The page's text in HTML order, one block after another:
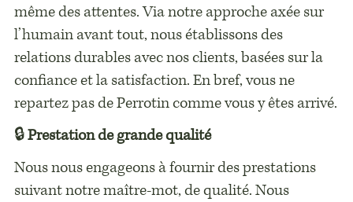
même des attentes. Via notre approche axée sur
l’humain avant tout, nous établissons des
relations durables avec nos clients, basées sur la
confiance et la satisfaction. En bref, vous ne
repartez pas de Perrotin comme vous y êtes arrivé.
🔒Prestation de grande qualité
Nous nous engageons à fournir des prestations
suivant notre maître-mot, de qualité. Nous